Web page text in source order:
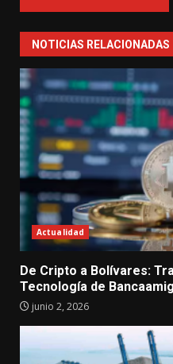
NOTICIAS RELACIONADAS
Actualidad
De Cripto a Bolívares:
Tecnología de
junio 2, 2026